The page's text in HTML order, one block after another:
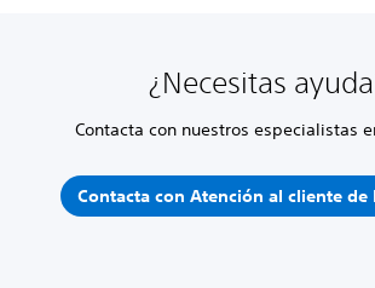
¿Necesitas
Contacta con nuestros especialistas
Contacta con Atención al cliente de